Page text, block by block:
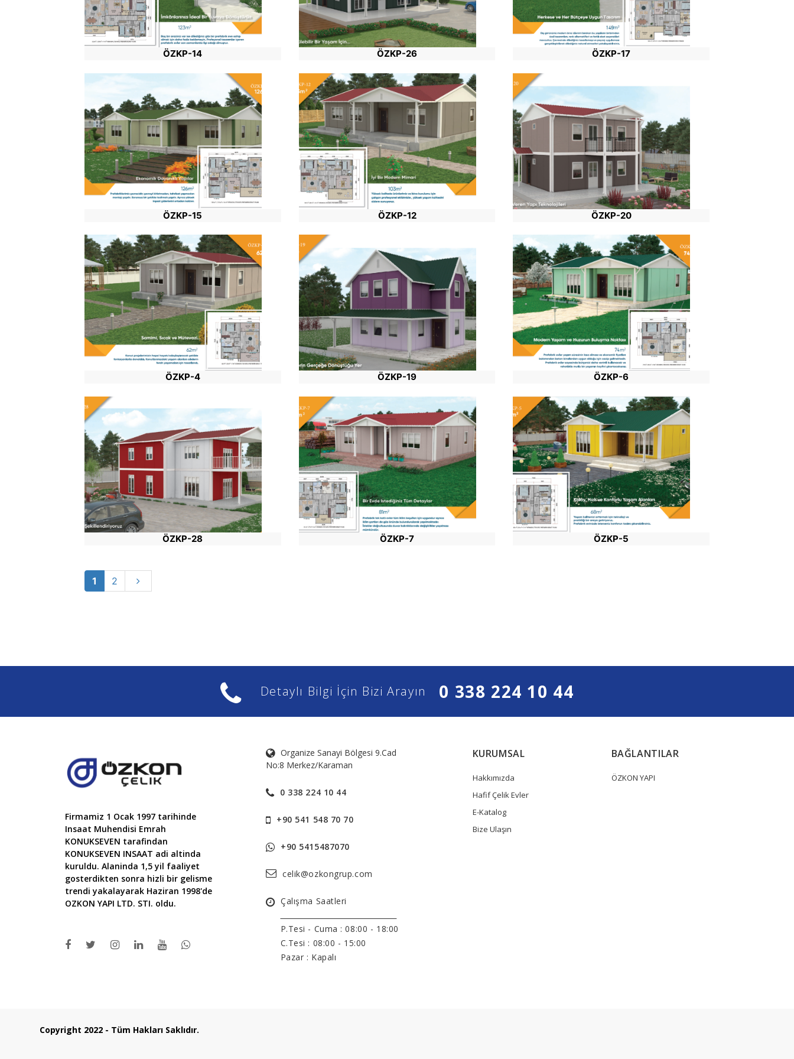
ÖZKP-14 ÖZKP-26 ÖZKP-17
ÖZKP-15 ÖZKP-12 ÖZKP-20
ÖZKP-4 ÖZKP-19 ÖZKP-6
ÖZKP-28 ÖZKP-7 ÖZKP-5
1 2
Detaylı Bilgi İçin Bizi Arayın 0 338 224 10 44
Firmamiz 1 Ocak 1997 tarihinde
Insaat Muhendisi Emrah
KONUKSEVEN tarafindan
KONUKSEVEN INSAAT adi altinda
kuruldu. Alaninda 1,5 yil faaliyet
gosterdikten sonra hizli bir gelisme
trendi yakalayarak Haziran 1998'de
OZKON YAPI LTD. STI. oldu.
Organize Sanayi Bölgesi 9.Cad
No:8 Merkez/Karaman
0 338 224 10 44
+90 541 548 70 70
+90 5415487070
celik@ozkongrup.com
Çalışma Saatleri
P.Tesi - Cuma : 08:00 - 18:00
C.Tesi : 08:00 - 15:00
Pazar : Kapalı
KURUMSAL
Hakkımızda
Hafif Çelik Evler
E-Katalog
Bize Ulaşın
BAĞLANTILAR
ÖZKON YAPI
Copyright 2022 - Tüm Hakları Saklıdır.